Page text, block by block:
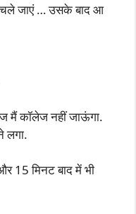
चले जाएं … उसके बाद आ
मैं कॉलेज नहीं जाऊंगा.
लगा.
15 मिनट बाद में भी